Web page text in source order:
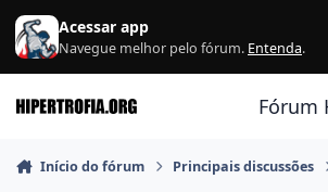
Ir para conteúdo
Acessar app
Navegue melhor pelo fórum. Entenda.
Fórum
Início do fórum Principais discussões